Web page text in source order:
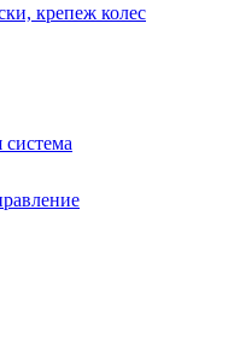
крепеж колес